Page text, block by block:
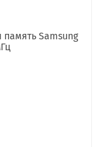
память Samsung